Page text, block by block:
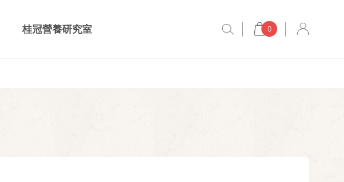
桂冠營養研究室 0